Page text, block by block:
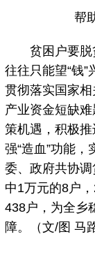
帮助
贫困户要脱贫
往往只能望“钱
贯彻落实国家
产业资金短缺
策机遇，积极
强“造血”功能
委、政府共协
中1万元的8户
438户，为全乡
障。（文/图 马